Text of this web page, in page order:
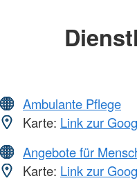
Ambulante Pflege
Karte: Link zur
Angebote für
Karte: Link zur